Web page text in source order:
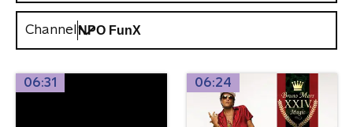
Channel
06:31 06:24